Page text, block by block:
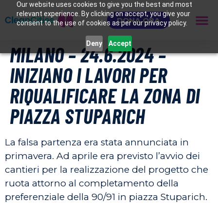
Our website uses cookies to give you the best and most
relevant experience. By clicking on accept, you give your
consent to the use of cookies as per our privacy policy.
Deny Accept
DONA ORA
MILANO – 24.6.2024 –
INIZIANO I LAVORI PER
RIQUALIFICARE LA ZONA DI
PIAZZA STUPARICH
La falsa partenza era stata annunciata in
primavera. Ad aprile era previsto l’avvio dei
cantieri per la realizzazione del progetto che
ruota attorno al completamento della
preferenziale della 90/91 in piazza Stuparich.